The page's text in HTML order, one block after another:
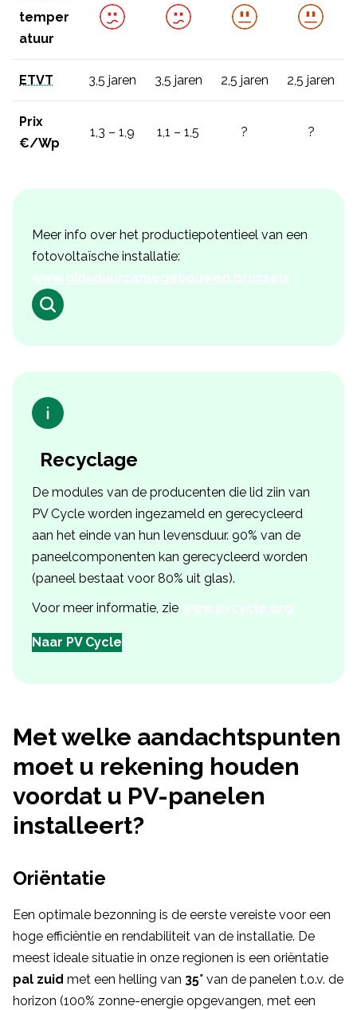
temper
atuur
ETVT 3,5 jaren 3,5 jaren 2,5 jaren 2,5 jaren
Prix
€/Wp
1,3 – 1,9 1,1 – 1,5 ? ?
Meer info over het productiepotentieel van een
fotovoltaïsche installatie:
www.gidsduurzamegebouwen.brussels
Recyclage
De modules van de producenten die lid ziin van
PV Cycle worden ingezameld en gerecycleerd
aan het einde van hun levensduur. 90% van de
paneelcomponenten kan gerecycleerd worden
(paneel bestaat voor 80% uit glas).
Voor meer informatie, zie www.pvcycle.org
Naar PV Cycle
Met welke aandachtspunten
moet u rekening houden
voordat u PV-panelen
installeert?
Oriëntatie
Een optimale bezonning is de eerste vereiste voor een
hoge efficiëntie en rendabiliteit van de installatie. De
meest ideale situatie in onze regionen is een oriëntatie
pal zuid met een helling van 35° van de panelen t.o.v. de
horizon (100% zonne-energie opgevangen, met een